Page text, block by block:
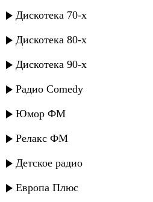
Дискотека 70-х
Дискотека 80-х
Дискотека 90-х
Радио Comedy
Юмор ФМ
Релакс ФМ
Детское радио
Европа Плюс
Руслан Магомедов -
Руслан Магомедов - Кий
Руслан Магомедов -
Руслан Магомедов -
Руслан Магомедов - Без